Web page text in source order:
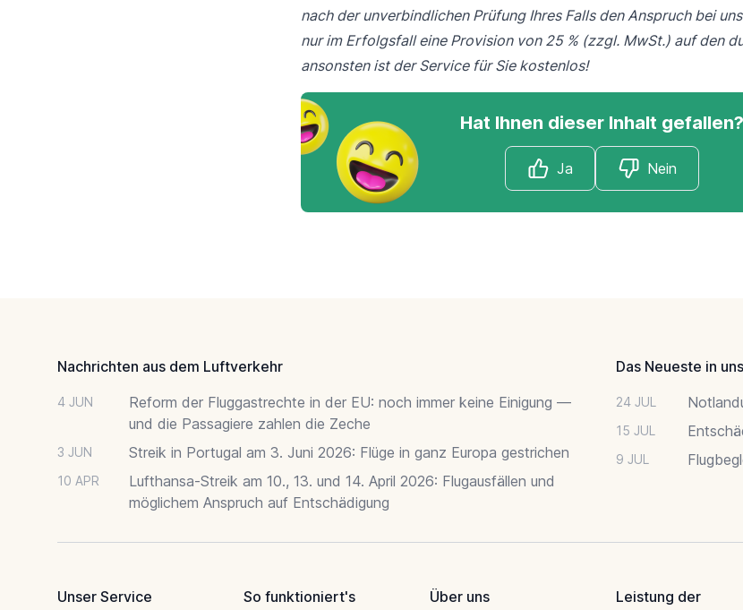
nach der unverbindlichen Prüfung Ihres Falls den Anspruch bei
nur im Erfolgsfall eine Provision von 25 % (zzgl. MwSt.) auf den
ansonsten ist der Service für Sie kostenlos!
Hat Ihnen dieser Inhalt gefallen?
Ja Nein
Nachrichten aus dem Luftverkehr
4 JUN
Reform der Fluggastrechte in der EU: noch immer keine Einigung —
und die Passagiere zahlen die Zeche
3 JUN Streik in Portugal am 3. Juni 2026: Flüge in ganz Europa gestrichen
10 APR
Lufthansa-Streik am 10., 13. und 14. April 2026: Flugausfällen und
möglichem Anspruch auf Entschädigung
Das Neueste in
24 JUL
15 JUL
9 JUL
Unser Service So funktioniert's Über uns
Leistung der